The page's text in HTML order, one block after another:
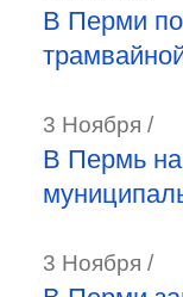
В Перми
3 Ноября /
В Пермь
3 Ноября /